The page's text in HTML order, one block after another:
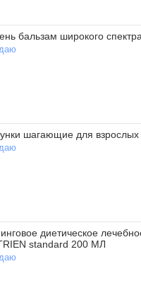
бальзам широкого
шагающие для взрослых
диетическое
standard 200 МЛ